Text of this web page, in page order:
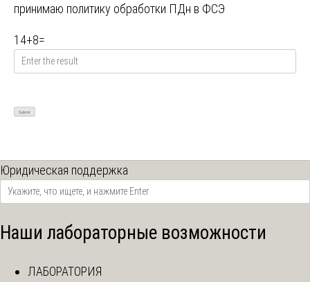
принимаю политику обработки ПДн в ФСЭ
14+8=
Юридическая поддержка
Наши лабораторные возможности
ЛАБОРАТОРИЯ